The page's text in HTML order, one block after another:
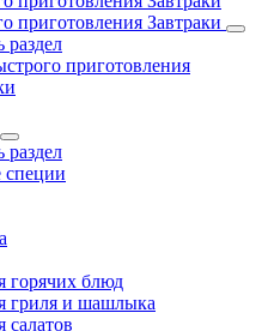
приготовления Завтраки
раздел
приготовления
раздел
специи
горячих блюд
гриля и шашлыка